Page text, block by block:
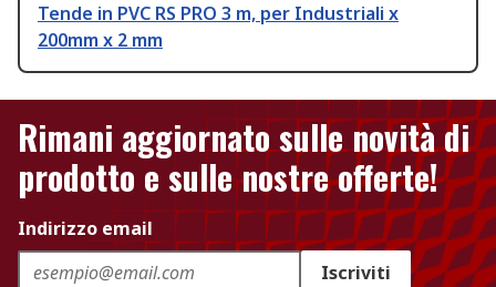
Tende in PVC RS PRO 3 m, per Industriali x
200mm x 2 mm
Rimani aggiornato sulle novità di
prodotto e sulle nostre offerte!
Indirizzo email
Iscriviti